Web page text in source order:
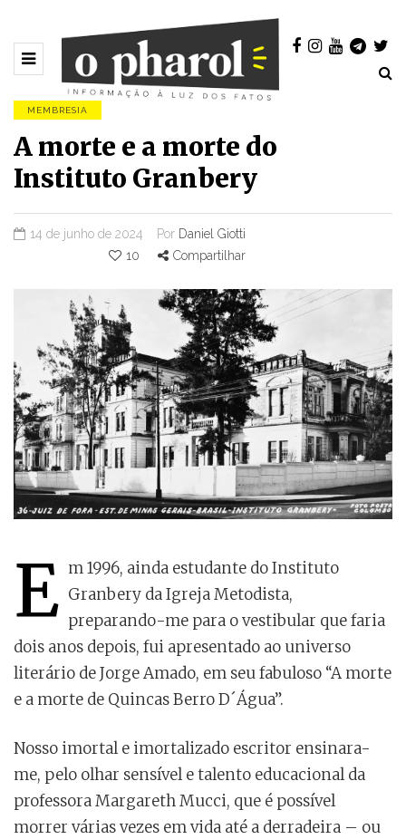
MEMBRESIA
A morte e a morte do
Instituto Granbery
14 de junho de 2024 Por Daniel Giotti
10
Compartilhar
E m 1996, ainda estudante do Instituto
Granbery da Igreja Metodista,
preparando-me para o vestibular que faria
dois anos depois, fui apresentado ao universo
literário de Jorge Amado, em seu fabuloso “A morte
e a morte de Quincas Berro D´Água”.
Nosso imortal e imortalizado escritor ensinara-
me, pelo olhar sensível e talento educacional da
professora Margareth Mucci, que é possível
morrer várias vezes em vida até a derradeira – ou